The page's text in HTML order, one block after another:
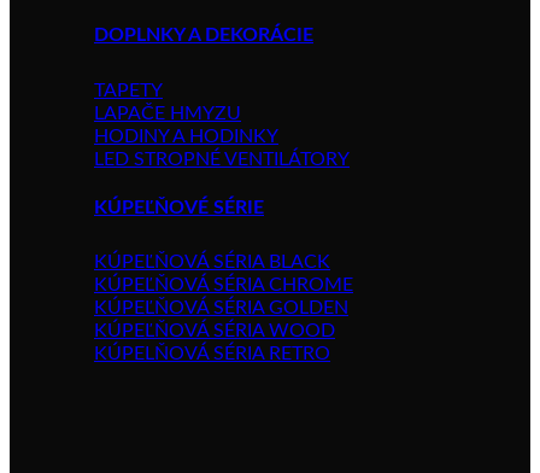
DOPLNKY A DEKORÁCIE
TAPETY
LAPAČE HMYZU
HODINY A HODINKY
LED STROPNÉ VENTILÁTORY
KÚPEĽŇOVÉ SÉRIE
KÚPEĽŇOVÁ SÉRIA BLACK
KÚPEĽŇOVÁ SÉRIA CHROME
KÚPEĽŇOVÁ SÉRIA GOLDEN
KÚPEĽŇOVÁ SÉRIA WOOD
KÚPELŇOVÁ SÉRIA RETRO